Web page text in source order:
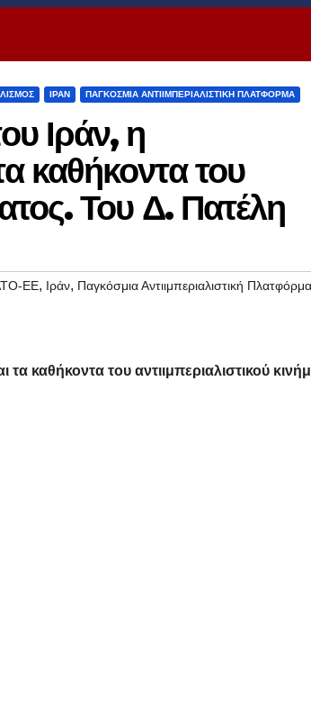
ΙΡΆΝ ΠΑΓΚΌΣΜΙΑ ΑΝΤΙΙΜΠΕΡΙΑΛΙΣΤΙΚΉ ΠΛΑΤΦΌΡΜΑ
Ιράν, η
καθήκοντα του
Του Δ. Πατέλη
ΕΕ, Ιράν, Παγκόσμια Αντιιμπεριαλιστική Πλατφόρμα
καθήκοντα του αντιιμπεριαλιστικού